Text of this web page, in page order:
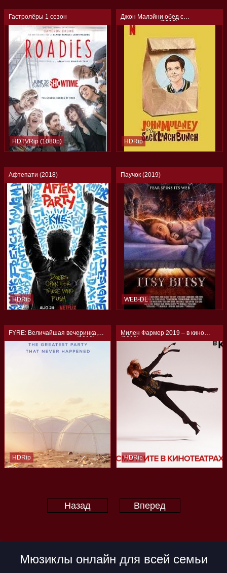
Гастролёры 1 сезон
HDTVRip (1080p)
Джон Малэйни обед с
подростками (2019)
HDRip
Афтепати (2018)
HDRip
Паучок (2019)
WEB-DL
FYRE: Величайшая вечеринка,
которая не состоялась (2019)
HDRip
Милен Фармер 2019 – в кино
(2019)
HDRip
Назад Вперед
Мюзиклы онлайн для всей семьи